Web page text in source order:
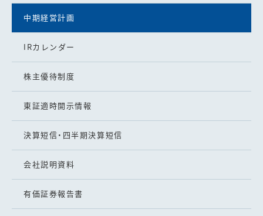
中期経営計画
IRカレンダー
株主優待制度
東証適時開示情報
決算短信・四半期決算短信
会社説明資料
有価証券報告書